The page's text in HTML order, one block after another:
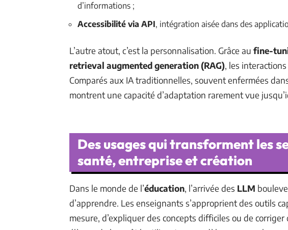
d’informations ;
Accessibilité via API, intégration aisée dans des
L’autre atout, c’est la personnalisation. Grâce au fine-
retrieval augmented generation (RAG), les
Comparés aux IA traditionnelles, souvent enfermées
montrent une capacité d’adaptation rarement vue
Des usages qui transforment les
santé, entreprise et création
Dans le monde de l’éducation, l’arrivée des LLM
d’apprendre. Les enseignants s’approprient des outils
mesure, d’expliquer des concepts difficiles ou de